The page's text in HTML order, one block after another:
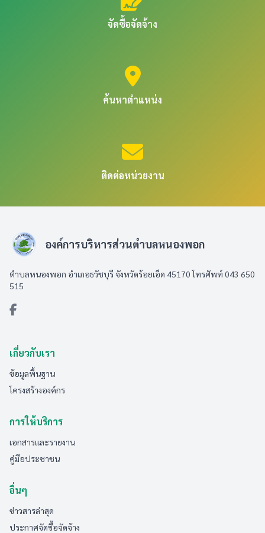
จัดซื้อจัดจ้าง
ค้นหาตำแหน่ง
ติดต่อหน่วยงาน
องค์การบริหารส่วนตำบลหนองพอก
ตำบลหนองพอก อำเภอธวัชบุรี จังหวัดร้อยเอ็ด 45170 โทรศัพท์ 043 650
515
เกี่ยวกับเรา
ข้อมูลพื้นฐาน
โครงสร้างองค์กร
การให้บริการ
เอกสารและรายงาน
คู่มือประชาชน
อื่นๆ
ข่าวสารล่าสุด
ประกาศจัดซื้อจัดจ้าง